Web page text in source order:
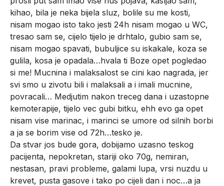
kihao, bila je neka bijela sluz, bolile su me kosti,
nisam mogao isto tako jesti 24h nisam mogao u WC,
tresao sam se, cijelo tijelo je drhtalo, gubio sam se,
nisam mogao spavati, bubuljice su iskakale, koza se
gulila, kosa je opadala…hvala ti Boze opet pogledao
si me! Mucnina i malaksalost se cini kao nagrada, jer
svi smo u zivotu bili i malaksali a i imali mucnine,
povracali… Medjutim nakon treceg dana i uzastopne
kemoterapije, tijelo vec gubi bitku, ehh evo ga opet
nisam vise marinac, i marinci se umore od silnih borbi
a ja se borim vise od 72h…tesko je.
Da stvar jos bude gora, dobijamo uzasno teskog
pacijenta, nepokretan, stariji oko 70g, nemiran,
nestasan, pravi probleme, galami lupa, vrsi nuzdu u
krevet, pusta gasove i tako po cijeli dan i noc…a ja